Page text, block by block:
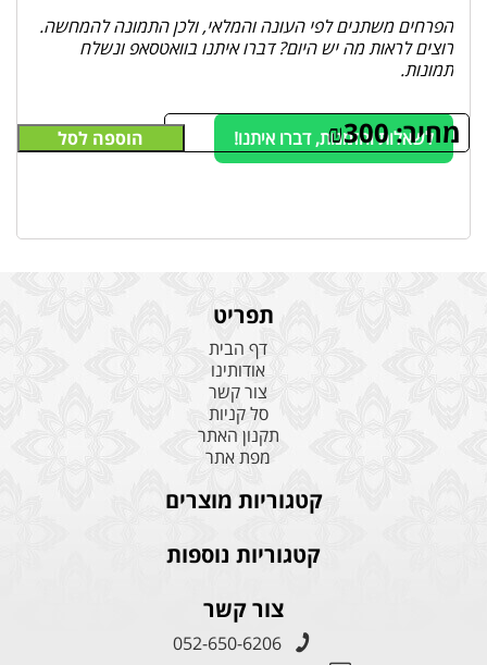
הפרחים משתנים לפי העונה והמלאי, ולכן התמונה להמחשה.
רוצים לראות מה יש היום? דברו איתנו בוואטסאפ ונשלח
תמונות.
מחיר: ₪300 הוספה לסל לשאלות והזמנות, דברו איתנו!
תפריט
דף הבית
אודותינו
צור קשר
סל קניות
תקנון האתר
מפת אתר
קטגוריות מוצרים
קטגוריות נוספות
צור קשר
052-650-6206